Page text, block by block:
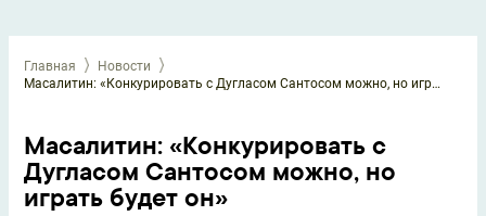
Главная
Новости
Масалитин: «Конкурировать с Дугласом Сантосом можно, но играть будет он»
Масалитин: «Конкурировать с
Дугласом Сантосом можно, но
играть будет он»